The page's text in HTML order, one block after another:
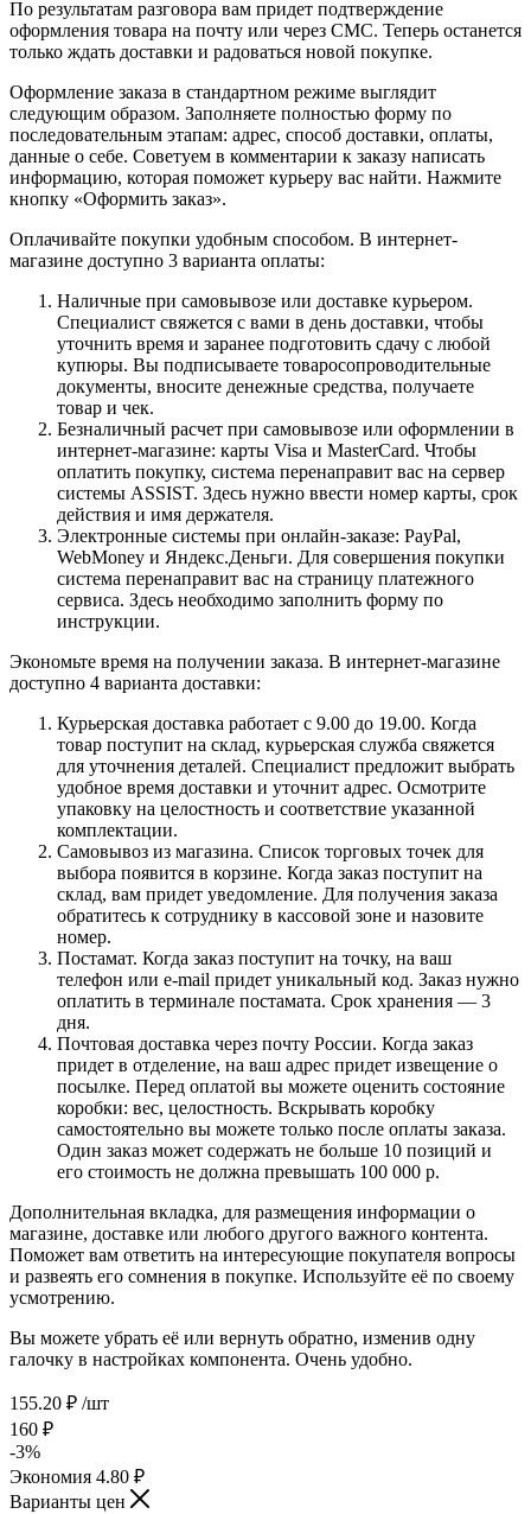
По результатам разговора вам придет подтверждение
оформления товара на почту или через СМС. Теперь останется
только ждать доставки и радоваться новой покупке.
Оформление заказа в стандартном режиме выглядит
следующим образом. Заполняете полностью форму по
последовательным этапам: адрес, способ доставки, оплаты,
данные о себе. Советуем в комментарии к заказу написать
информацию, которая поможет курьеру вас найти. Нажмите
кнопку «Оформить заказ».
Оплачивайте покупки удобным способом. В интернет-
магазине доступно 3 варианта оплаты:
Наличные при самовывозе или доставке курьером.
Специалист свяжется с вами в день доставки, чтобы
уточнить время и заранее подготовить сдачу с любой
купюры. Вы подписываете товаросопроводительные
документы, вносите денежные средства, получаете
товар и чек.
Безналичный расчет при самовывозе или оформлении в
интернет-магазине: карты Visa и MasterCard. Чтобы
оплатить покупку, система перенаправит вас на сервер
системы ASSIST. Здесь нужно ввести номер карты, срок
действия и имя держателя.
Электронные системы при онлайн-заказе: PayPal,
WebMoney и Яндекс.Деньги. Для совершения покупки
система перенаправит вас на страницу платежного
сервиса. Здесь необходимо заполнить форму по
инструкции.
Экономьте время на получении заказа. В интернет-магазине
доступно 4 варианта доставки:
Курьерская доставка работает с 9.00 до 19.00. Когда
товар поступит на склад, курьерская служба свяжется
для уточнения деталей. Специалист предложит выбрать
удобное время доставки и уточнит адрес. Осмотрите
упаковку на целостность и соответствие указанной
комплектации.
Самовывоз из магазина. Список торговых точек для
выбора появится в корзине. Когда заказ поступит на
склад, вам придет уведомление. Для получения заказа
обратитесь к сотруднику в кассовой зоне и назовите
номер.
Постамат. Когда заказ поступит на точку, на ваш
телефон или e-mail придет уникальный код. Заказ нужно
оплатить в терминале постамата. Срок хранения — 3
дня.
Почтовая доставка через почту России. Когда заказ
придет в отделение, на ваш адрес придет извещение о
посылке. Перед оплатой вы можете оценить состояние
коробки: вес, целостность. Вскрывать коробку
самостоятельно вы можете только после оплаты заказа.
Один заказ может содержать не больше 10 позиций и
его стоимость не должна превышать 100 000 р.
Дополнительная вкладка, для размещения информации о
магазине, доставке или любого другого важного контента.
Поможет вам ответить на интересующие покупателя вопросы
и развеять его сомнения в покупке. Используйте её по своему
усмотрению.
Вы можете убрать её или вернуть обратно, изменив одну
галочку в настройках компонента. Очень удобно.
155.20 ₽ /шт
160 ₽
-3%
Экономия 4.80 ₽
Варианты цен